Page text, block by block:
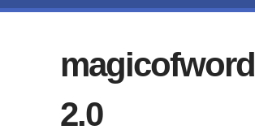
magicofword
2.0